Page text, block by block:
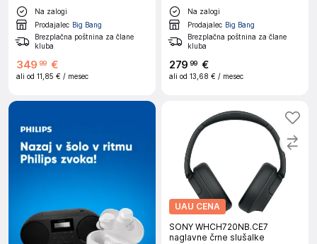
Na zalogi
Prodajalec Big Bang
Brezplačna poštnina za člane
kluba
349 99 €
ali od 11,85 € / mesec
Na zalogi
Prodajalec Big Bang
Brezplačna poštnina za člane
kluba
279 99 €
ali od 13,68 € / mesec
UAU CENA
SONY WHCH720NB.CE7
naglavne črne slušalke